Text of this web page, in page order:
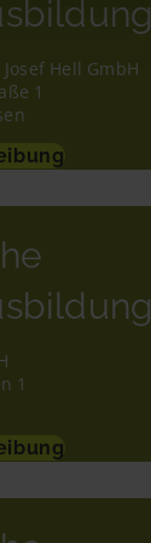
Hell GmbH
1
1